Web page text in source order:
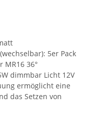
5er Pack
MR16 36°
dimmbar Licht 12V
ermöglicht eine
das Setzen von